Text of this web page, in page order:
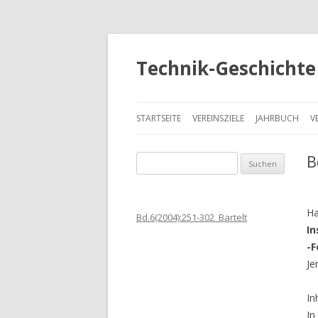
Technik-Geschichte
STARTSEITE VEREINSZIELE JAHRBUCH
-
u
h
Bd.6(2004):251-302_Bartelt